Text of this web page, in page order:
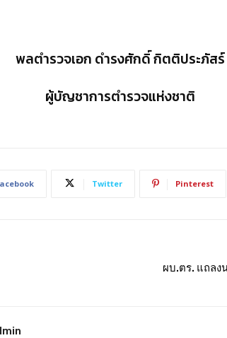
พลตำรวจเอก ดำรงศักดิ์ กิตติประภัสร์
ผู้บัญชาการตำรวจแห่งชาติ
Twitter Pinterest
ผบ.ตร. แถลง